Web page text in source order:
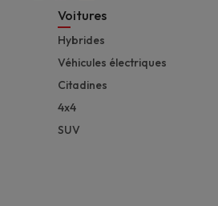
Footer
Voitures
Hybrides
Véhicules électriques
Citadines
4x4
SUV